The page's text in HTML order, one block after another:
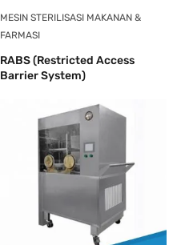
MESIN STERILISASI MAKANAN &
FARMASI
RABS (Restricted Access
Barrier System)